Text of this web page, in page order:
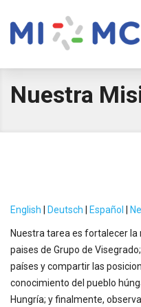
Nuestra
English Deutsch Español
Nuestra tarea es fortalecer la
paises de Grupo de
países y compartir las
conocimiento del pueblo
Hungría; y finalmente,